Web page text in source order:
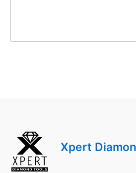
Xpert